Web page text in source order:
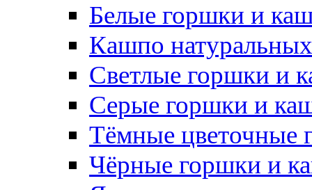
Белые горшки и
Кашпо
Светлые горшки и
Серые горшки и
Тёмные цветочные
Чёрные горшки и